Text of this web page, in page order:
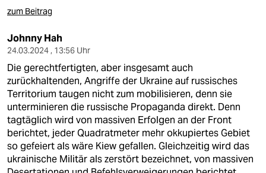
zum Beitrag
Johnny Hah
24.03.2024 , 13:56 Uhr
Die gerechtfertigten, aber insgesamt auch
zurückhaltenden, Angriffe der Ukraine auf russisches
Territorium taugen nicht zum mobilisieren, denn sie
unterminieren die russische Propaganda direkt. Denn
tagtäglich wird von massiven Erfolgen an der Front
berichtet, jeder Quadratmeter mehr okkupiertes Gebiet
so gefeiert als wäre Kiew gefallen. Gleichzeitig wird das
ukrainische Militär als zerstört bezeichnet, von massiven